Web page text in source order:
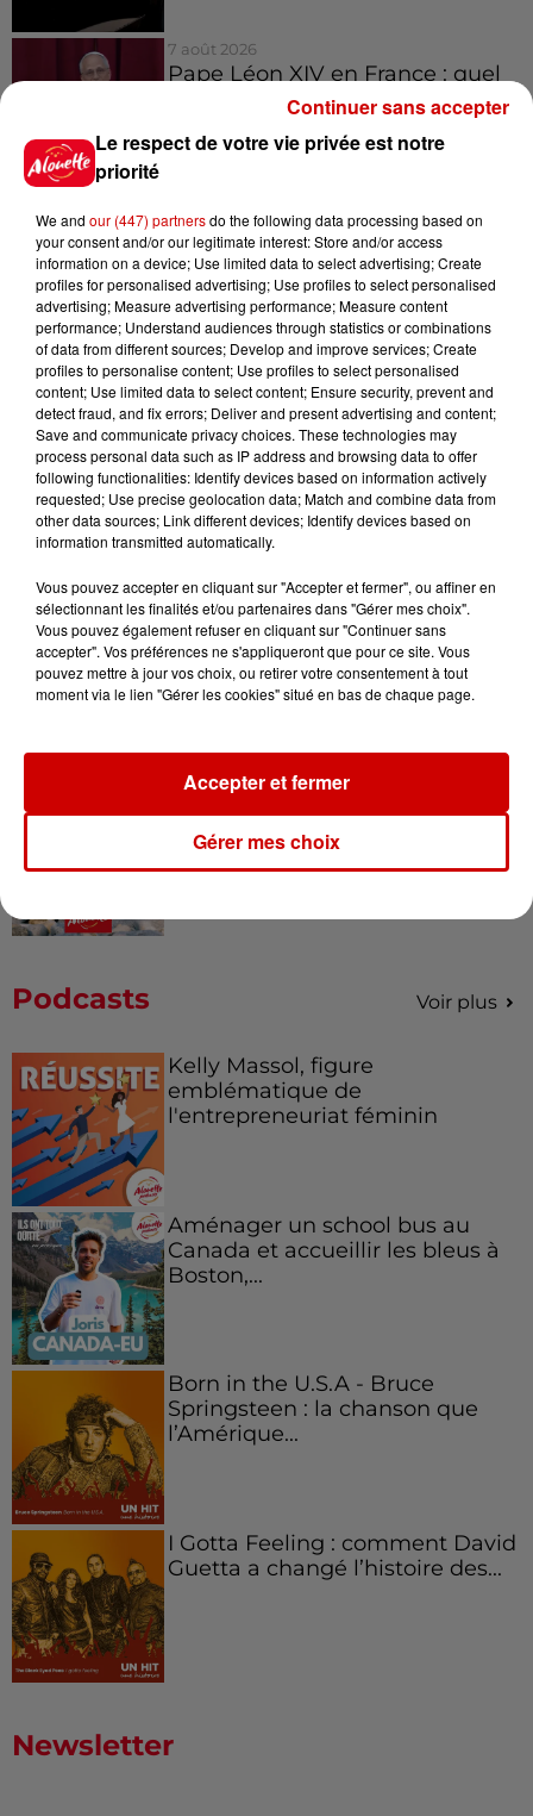
7 août 2026
Pape Léon XIV en France : quel
est son programme ?
Jeux Voir plus
Gagnez vos places pour le
festival Marché Gourmand 2026
à Coulon !
Le Duel - Gagnez vos entrées
pour l'un des zoos de nos
régions !
Destination Vacances - Gagnez
votre séjour en famille au cœur
de la...
Destination Vacances : inscrivez-
vous !
Podcasts Voir plus
Kelly Massol, figure
emblématique de
l'entrepreneuriat féminin
Aménager un school bus au
Canada et accueillir les bleus à
Boston,...
Born in the U.S.A - Bruce
Springsteen : la chanson que
l’Amérique...
I Gotta Feeling : comment David
Guetta a changé l’histoire des...
Newsletter
Le respect de votre vie privée est notre
priorité
We and our (447) partnersdo the following data processing based on
your consent and/or our legitimate interest: Store and/or access
information on a device; Use limited data to select advertising; Create
profiles for personalised advertising; Use profiles to select personalised
advertising; Measure advertising performance; Measure content
performance; Understand audiences through statistics or combinations
of data from different sources; Develop and improve services; Create
profiles to personalise content; Use profiles to select personalised
content; Use limited data to select content; Ensure security, prevent and
detect fraud, and fix errors; Deliver and present advertising and content;
Save and communicate privacy choices. These technologies may
process personal data such as IP address and browsing data to offer
following functionalities: Identify devices based on information actively
requested; Use precise geolocation data; Match and combine data from
other data sources; Link different devices; Identify devices based on
information transmitted automatically.
Vous pouvez accepter en cliquant sur "Accepter et fermer", ou affiner en
sélectionnant les finalités et/ou partenaires dans "Gérer mes choix".
Vous pouvez également refuser en cliquant sur "Continuer sans
accepter". Vos préférences ne s'appliqueront que pour ce site. Vous
pouvez mettre à jour vos choix, ou retirer votre consentement à tout
moment via le lien "Gérer les cookies" situé en bas de chaque page.
Gérer mes choix
Accepter et fermer
Continuer sans accepter